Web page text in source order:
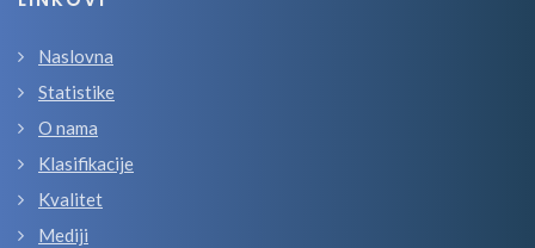
Naslovna
Statistike
O nama
Klasifikacije
Kvalitet
Mediji